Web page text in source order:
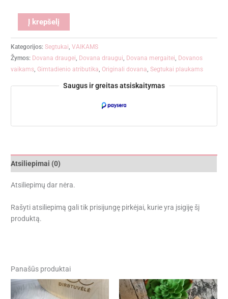
Į krepšelį
Kategorijos:Segtukai,VAIKAMS
Žymos: Dovana draugei, Dovana draugui, Dovana mergaitei, Dovanos
vaikams, Gimtadienio atributika, Originali dovana,Segtukai plaukams
Saugus ir greitas atsiskaitymas
Atsiliepimai (0)
Atsiliepimų dar nėra.
Rašyti atsiliepimą gali tik prisijungę pirkėjai, kurie yra įsigiję šį
produktą.
Panašūs produktai